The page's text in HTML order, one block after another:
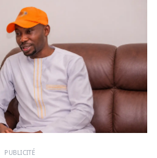
PUBLICITÉ